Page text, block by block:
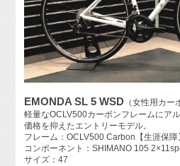
EMONDA SL 5 WSD （女性用カー
軽量なOCLV500カーボンフレームにア
価格を抑えたエントリーモデル。
フレーム：OCLV500 Carbon【生涯保障
コンポーネント：SHIMANO 105
サイズ：47